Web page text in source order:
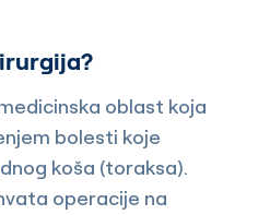
oblast koja
bolesti koje
koša (toraksa).
operacije na